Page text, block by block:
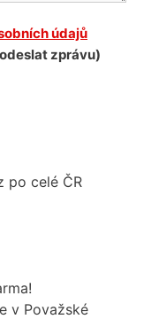
údajů
zprávu)
po celé ČR
v Považské